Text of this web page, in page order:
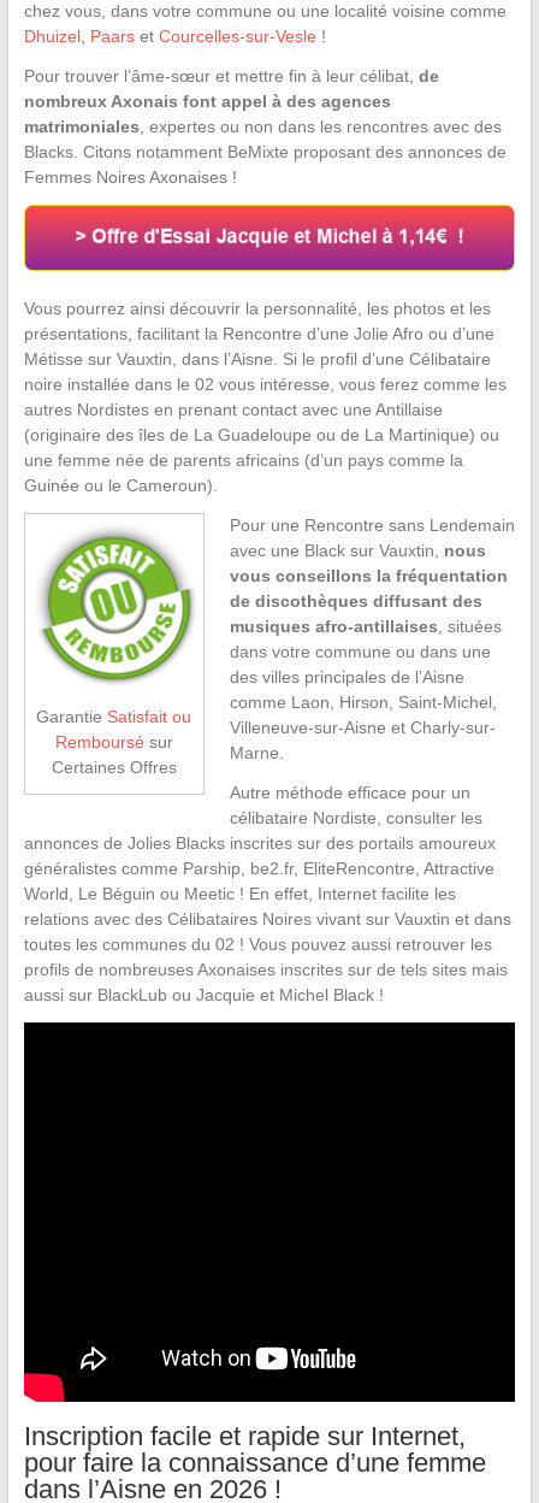
chez vous, dans votre commune ou une localité voisine comme
Dhuizel, Paarset Courcelles-sur-Vesle !
Pour trouver l’âme-sœur et mettre fin à leur célibat, de
nombreux Axonais font appel à des agences
matrimoniales , expertes ou non dans les rencontres avec des
Blacks. Citons notamment BeMixte proposant des annonces de
Femmes Noires Axonaises !
Vous pourrez ainsi découvrir la personnalité, les photos et les
présentations, facilitant la Rencontre d’une Jolie Afro ou d’une
Métisse sur Vauxtin, dans l’Aisne. Si le profil d’une Célibataire
noire installée dans le 02 vous intéresse, vous ferez comme les
autres Nordistes en prenant contact avec une Antillaise
(originaire des îles de La Guadeloupe ou de La Martinique) ou
une femme née de parents africains (d’un pays comme la
Guinée ou le Cameroun).
Garantie Satisfait ou
Remboursé sur
Certaines Offres
Pour une Rencontre sans Lendemain
avec une Black sur Vauxtin, nous
vous conseillons la fréquentation
de discothèques diffusant des
musiques afro-antillaises , situées
dans votre commune ou dans une
des villes principales de l’Aisne
comme Laon, Hirson, Saint-Michel,
Villeneuve-sur-Aisne et Charly-sur-
Marne.
Autre méthode efficace pour un
célibataire Nordiste, consulter les
annonces de Jolies Blacks inscrites sur des portails amoureux
généralistes comme Parship, be2.fr, EliteRencontre, Attractive
World, Le Béguin ou Meetic ! En effet, Internet facilite les
relations avec des Célibataires Noires vivant sur Vauxtin et dans
toutes les communes du 02 ! Vous pouvez aussi retrouver les
profils de nombreuses Axonaises inscrites sur de tels sites mais
aussi sur BlackLub ou Jacquie et Michel Black !
Inscription facile et rapide sur Internet,
pour faire la connaissance d’une femme
dans l’Aisne en 2026 !